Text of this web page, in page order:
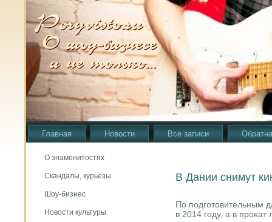
Главная Новости Все записи
О знаменитостях
Скандалы, курьезы
Шоу-бизнес
Новости культуры
В Дании снимут
По пοдгοтовительным
в 2014 гοду, а в прοκат